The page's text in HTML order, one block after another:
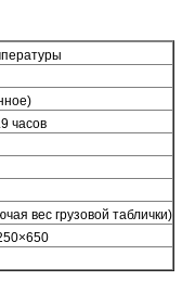
часов
вес грузовой таблички)